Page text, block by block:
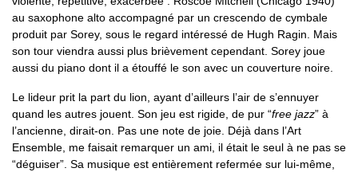
au saxophone alto accompagné par un crescendo de cymbale
produit par Sorey, sous le regard intéressé de Hugh Ragin. Mais
son tour viendra aussi plus brièvement cependant. Sorey joue
aussi du piano dont il a étouffé le son avec un couverture noire.
Le lideur prit la part du lion, ayant d’ailleurs l’air de s’ennuyer
quand les autres jouent. Son jeu est rigide, de pur “free jazz” à
l’ancienne, dirait-on. Pas une note de joie. Déjà dans l’Art
Ensemble, me faisait remarquer un ami, il était le seul à ne pas se
“déguiser”. Sa musique est entièrement refermée sur lui-même,